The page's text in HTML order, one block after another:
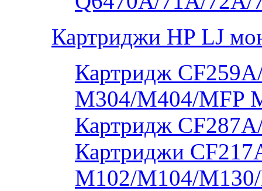
Картриджи HP LJ
Картридж
M304/M404/MFP
Картридж
Картриджи
M102/M104/